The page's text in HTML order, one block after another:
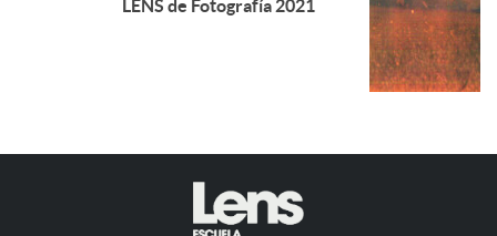
LENS de Fotografía 2021